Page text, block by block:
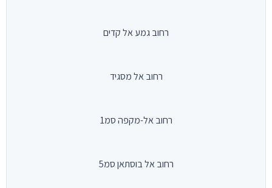
רחוב גמע אל קדים
רחוב אל מסגיד
רחוב אל-מקפה סמ1
רחוב אל בוסתאן סמ5